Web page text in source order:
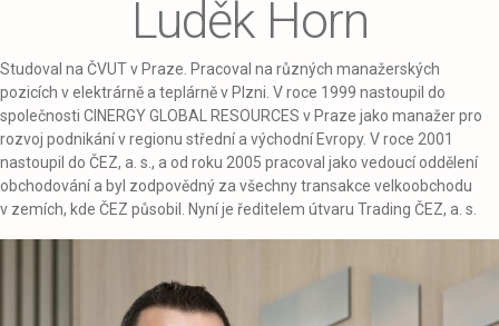
Luděk Horn
Studoval na ČVUT v Praze. Pracoval na různých manažerských
pozicích v elektrárně a teplárně v Plzni. V roce 1999 nastoupil do
společnosti CINERGY GLOBAL RESOURCES v Praze jako manažer pro
rozvoj podnikání v regionu střední a východní Evropy. V roce 2001
nastoupil do ČEZ, a. s., a od roku 2005 pracoval jako vedoucí oddělení
obchodování a byl zodpovědný za všechny transakce velkoobchodu
v zemích, kde ČEZ působil. Nyní je ředitelem útvaru Trading ČEZ, a. s.